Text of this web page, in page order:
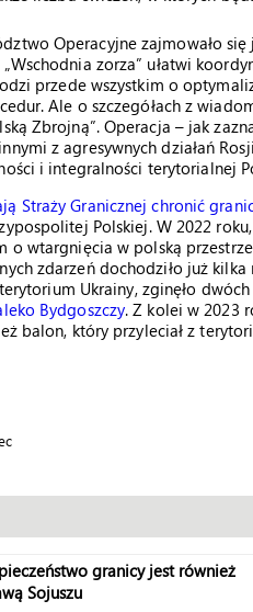
Operacyjne zajmowało się
zorza” ułatwi
przede wszystkim o
Ale o szczegółach z
Zbrojną”. Operacja – jak
z agresywnych działań
i integralności terytorialnej
Straży Granicznej chronić
Polskiej. W 2022
o wtargnięcia w polską
zdarzeń dochodziło już kilka
Ukrainy, zginęło dwóch
Bydgoszczy. Z kolei w 2023
balon, który przyleciał z
granicy jest również
Sojuszu